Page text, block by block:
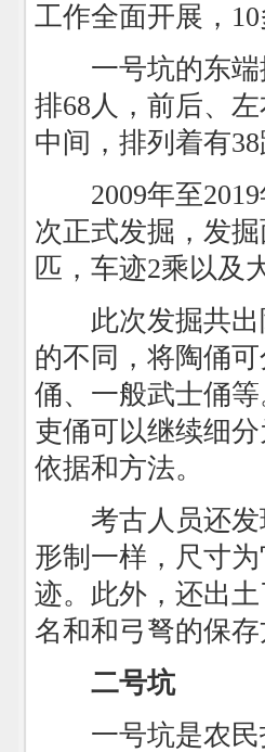
工作全面开展，
一号坑的东端
排68人，前后、
中间，排列着有
2009年至2019
次正式发掘，发
匹，车迹2乘以及
此次发掘共出
的不同，将陶俑
俑、一般武士俑
吏俑可以继续细
依据和方法。
考古人员还发
形制一样，尺寸
迹。此外，还出
名和和弓弩的保
二号坑
一号坑是农民